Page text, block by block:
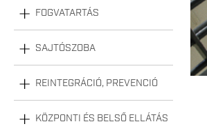
FOGVATARTÁS
SAJTÓSZOBA
REINTEGRÁCIÓ, PREVENCIÓ
KÖZPONTI ÉS BELSŐ ELLÁTÁS